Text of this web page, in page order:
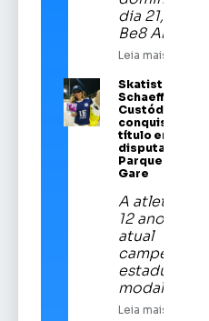
dia 21, na
Be8 Arena
Leia mais
Skatista Alice
Schaeffer
Custódio
conquista
título em
disputa no
Parque da
Gare
A atleta de
12 anos é a
atual
campeã
estadual da
modalidade
Leia mais